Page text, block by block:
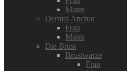
Mann
Dermal Anchor
Frau
Mann
Die Brust
Brustwarze
Frau